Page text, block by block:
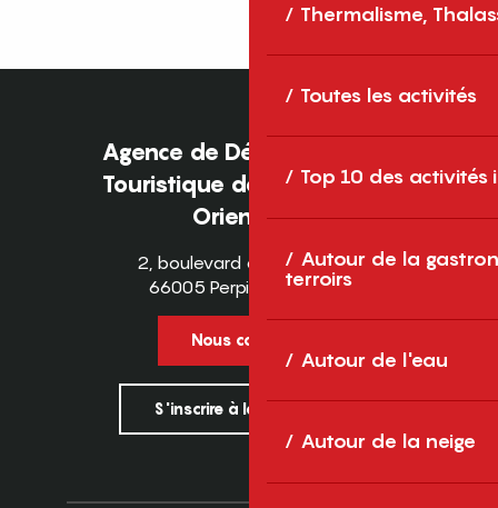
Thermalisme,
Toutes les activités
Top 10 des activités
Autour de la
terroirs
Autour de l'eau
Autour de la neige
Agence de Développement
Touristique des Pyrénées-
Orientales
2, boulevard des Pyrénées
66005 Perpignan Cedex
Nous contacter
S'inscrire à la newsletter